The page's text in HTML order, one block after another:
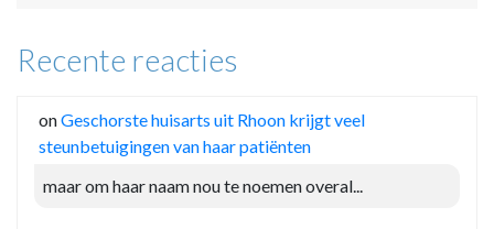
Recente reacties
onGeschorste huisarts uit Rhoon krijgt veel
steunbetuigingen van haar patiënten
maar om haar naam nou te noemen overal...